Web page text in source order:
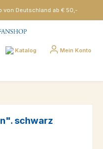
von Deutschland ab € 50,-
Katalog Mein Konto
schwarz